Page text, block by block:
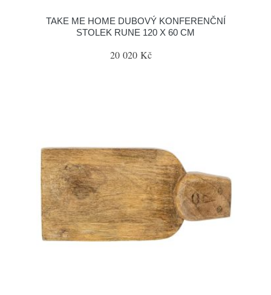
TAKE ME HOME DUBOVÝ KONFERENČNÍ
STOLEK RUNE 120 X 60 CM
20 020 Kč